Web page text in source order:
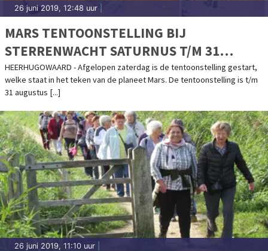
26 juni 2019, 12:48 uur
MARS TENTOONSTELLING BIJ
STERRENWACHT SATURNUS T/M 31
AUGUSTUS
HEERHUGOWAARD - Afgelopen zaterdag is de tentoonstelling gestart,
welke staat in het teken van de planeet Mars. De tentoonstelling is t/m
31 augustus [...]
26 juni 2019, 11:10 uur